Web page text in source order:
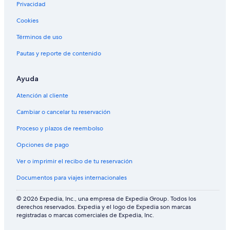
i
V
e
w
h
r
d
T
e
r
a
e
n
d
W
n
w
t
M
o
t
i
V
i
e
w
S
a
e
d
G
u
m
u
n
i
v
e
w
r
n
o
b
r
t
e
e
k
o
l
r
l
B
u
p
i
r
o
t
p
e
e
t
o
r
g
r
u
s
f
a
m
Privacidad
Cookies
Términos de uso
Pautas y reporte de contenido
Ayuda
Atención al cliente
Cambiar o cancelar tu reservación
Proceso y plazos de reembolso
Opciones de pago
Ver o imprimir el recibo de tu reservación
Documentos para viajes internacionales
© 2026 Expedia, Inc., una empresa de Expedia Group. Todos los
derechos reservados. Expedia y el logo de Expedia son marcas
registradas o marcas comerciales de Expedia, Inc.